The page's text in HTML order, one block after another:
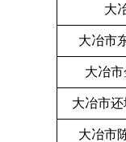
大
大冶市
大冶
大冶市
大冶市